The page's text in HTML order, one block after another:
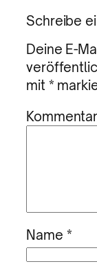
Schreibe
Deine E-
mit *
Name *